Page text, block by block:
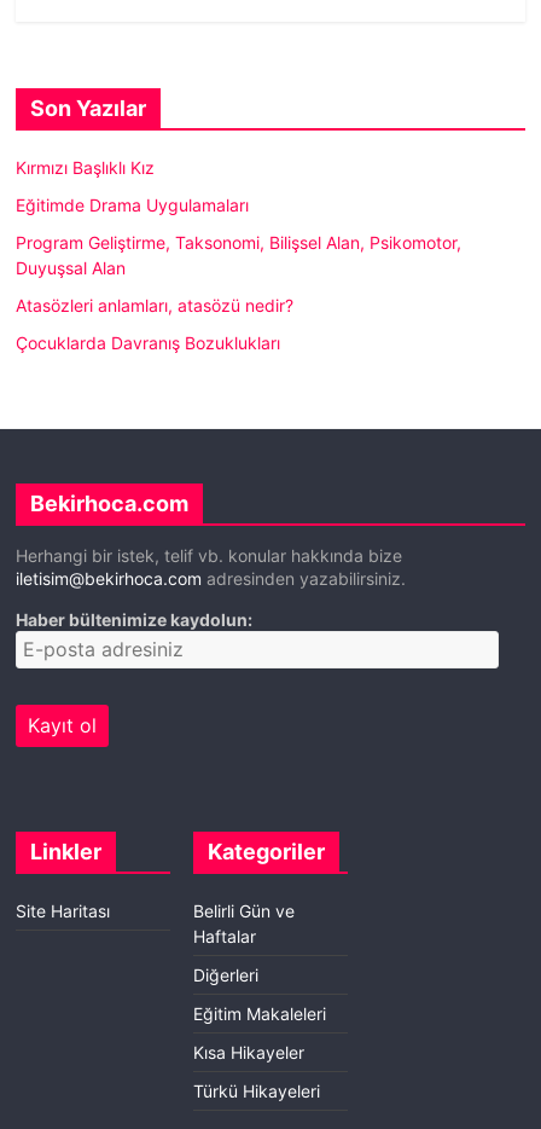
Son Yazılar
Kırmızı Başlıklı Kız
Eğitimde Drama Uygulamaları
Program Geliştirme, Taksonomi, Bilişsel Alan, Psikomotor,
Duyuşsal Alan
Atasözleri anlamları, atasözü nedir?
Çocuklarda Davranış Bozuklukları
Bekirhoca.com
Herhangi bir istek, telif vb. konular hakkında bize
iletisim@bekirhoca.com adresinden yazabilirsiniz.
Haber bültenimize kaydolun:
Linkler
Site Haritası
Kategoriler
Belirli Gün ve
Haftalar
Diğerleri
Eğitim Makaleleri
Kısa Hikayeler
Türkü Hikayeleri